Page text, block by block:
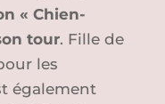
« Chien-
tour. Fille de
les
également